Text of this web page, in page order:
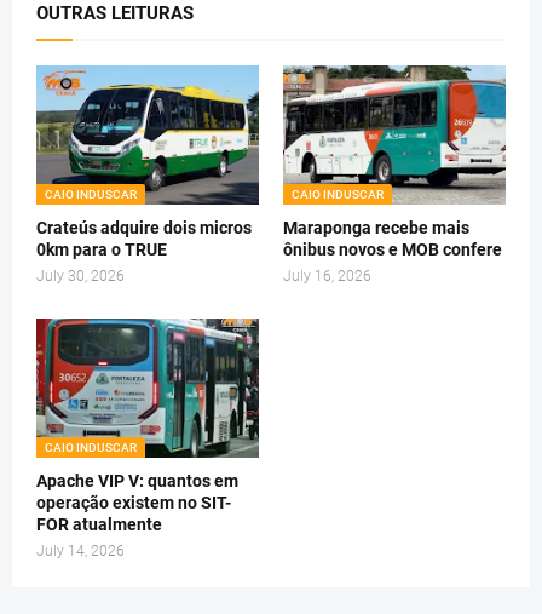
OUTRAS LEITURAS
CAIO INDUSCAR
Crateús adquire dois micros
0km para o TRUE
July 30, 2026
CAIO INDUSCAR
Maraponga recebe mais
ônibus novos e MOB confere
July 16, 2026
CAIO INDUSCAR
Apache VIP V: quantos em
operação existem no SIT-
FOR atualmente
July 14, 2026